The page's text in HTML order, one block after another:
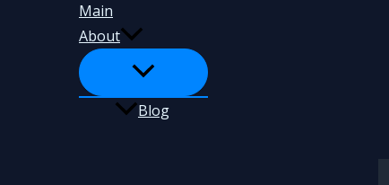
Main
About
Blog